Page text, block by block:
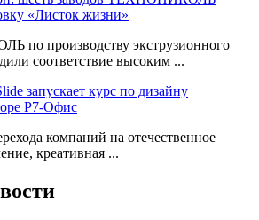
«Листок жизни»
по производству экструзионного
соответствие высоким ...
запускает курс по дизайну
Р7-Офис
компаний на отечественное
креативная ...